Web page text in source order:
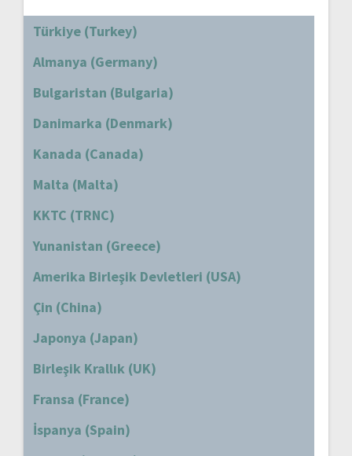
Türkiye (Turkey)
Almanya (Germany)
Bulgaristan (Bulgaria)
Danimarka (Denmark)
Kanada (Canada)
Malta (Malta)
KKTC (TRNC)
Yunanistan (Greece)
Amerika Birleşik Devletleri (USA)
Çin (China)
Japonya (Japan)
Birleşik Krallık (UK)
Fransa (France)
İspanya (Spain)